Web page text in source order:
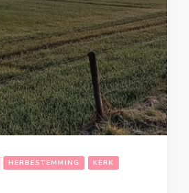
HERBESTEMMING
KERK